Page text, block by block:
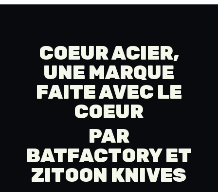
40,00 €
COEUR ACIER,
UNE MARQUE
FAITE AVEC LE
COEUR
PAR
BATFACTORYET
ZITOON KNIVES